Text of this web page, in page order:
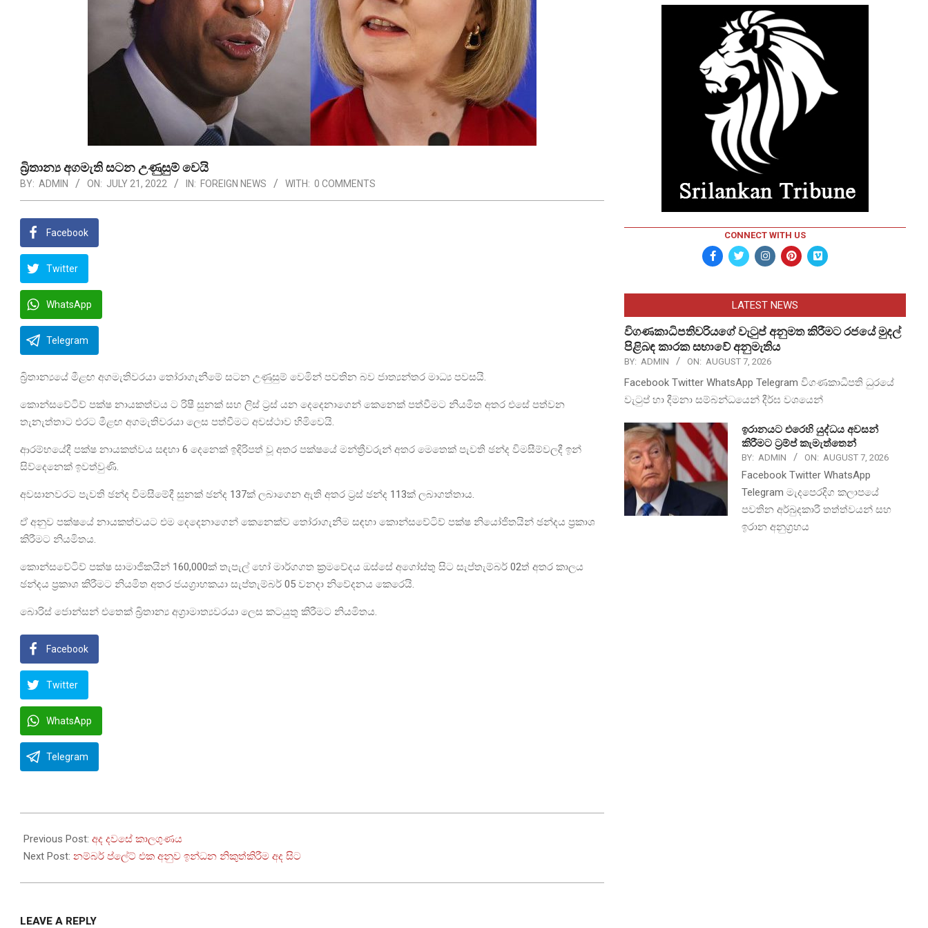
බ්‍රිතාන්‍ය අගමැති සටන උණුසුම් වෙයි
BY: ADMIN ON: JULY 21, 2022 IN: FOREIGN NEWS WITH: 0 COMMENTS
Facebook
Twitter
WhatsApp
Telegram
බ්‍රිතාන්‍යයේ මීළඟ අගමැතිවරයා තෝරාගැනීමේ සටන උණුසුම් වෙමින් පවතින බව ජාත්‍යන්තර මාධ්‍ය පවසයි.
කොන්සවේටිව් පක්ෂ නායකත්වය ට රිෂී සුනක් සහ ලිස් ට්‍රස් යන දෙදෙනාගෙන් කෙනෙක් පත්වීමට නියමිත අතර එසේ පත්වන
තැනැත්තාට එරට මීළඟ අගමැතිවරයා ලෙස පත්වීමට අවස්ථාව හිමිවෙයි.
ආරම්භයේදී පක්ෂ නායකත්වය සඳහා 6 දෙනෙක් ඉදිරිපත් වූ අතර පක්ෂයේ මන්ත්‍රීවරුන් අතර මෙතෙක් පැවති ඡන්ද විමසීම්වලදී ඉන්
සිව්දෙනෙක් ඉවත්වුණි.
අවසානවරට පැවති ඡන්ද විමසීමේදී සුනක් ඡන්ද 137ක් ලබාගෙන ඇති අතර ට්‍රස් ඡන්ද 113ක් ලබාගත්තාය.
ඒ අනුව පක්ෂයේ නායකත්වයට එම දෙදෙනාගෙන් කෙනෙක්ව තෝරාගැනීම සඳහා කොන්සවේටිව් පක්ෂ නියෝජිතයින් ඡන්දය ප්‍රකාශ
කිරීමට නියමිතය.
කොන්සවේටිව් පක්ෂ සාමාජිකයින් 160,000ක් තැපැල් හෝ මාර්ගගත ක්‍රමවේදය ඔස්සේ අගෝස්තු සිට සැප්තැම්බර් 02ත් අතර කාලය
ඡන්දය ප්‍රකාශ කිරීමට නියමිත අතර ජයග්‍රාහකයා සැප්තැම්බර් 05 වනදා නිවේදනය කෙරෙයි.
බොරිස් ජොන්සන් එතෙක් බ්‍රිතාන්‍ය අග්‍රාමාත්‍යවරයා ලෙස කටයුතු කිරීමට නියමිතය.
Facebook
Twitter
WhatsApp
Telegram
07-
21
Previous Post: අද දවසේ කාලගුණය
Next Post: නම්බර් ප්ලේට් එක අනුව ඉන්ධන නිකුත්කිරීම අද සිට
LEAVE A REPLY
CONNECT WITH US
LATEST NEWS
විගණකාධිපතිවරියගේ වැටුප් අනුමත කිරීමට රජයේ මුදල්
පිළිබඳ කාරක සභාවේ අනුමැතිය
BY: ADMIN ON: AUGUST 7, 2026
Facebook Twitter WhatsApp Telegram විගණකාධිපති ධුරයේ
වැටුප් හා දීමනා සම්බන්ධයෙන් දීර්ඝ වශයෙන්
ඉරානයට එරෙහි යුද්ධය අවසන්
කිරීමට ට්‍රම්ප් කැමැත්තෙන්
BY: ADMIN ON: AUGUST 7, 2026
Facebook Twitter WhatsApp
Telegram මැදපෙරදිග කලාපයේ
පවතින අර්බුදකාරී තත්ත්වයන් සහ
ඉරාන අනුග්‍රහය